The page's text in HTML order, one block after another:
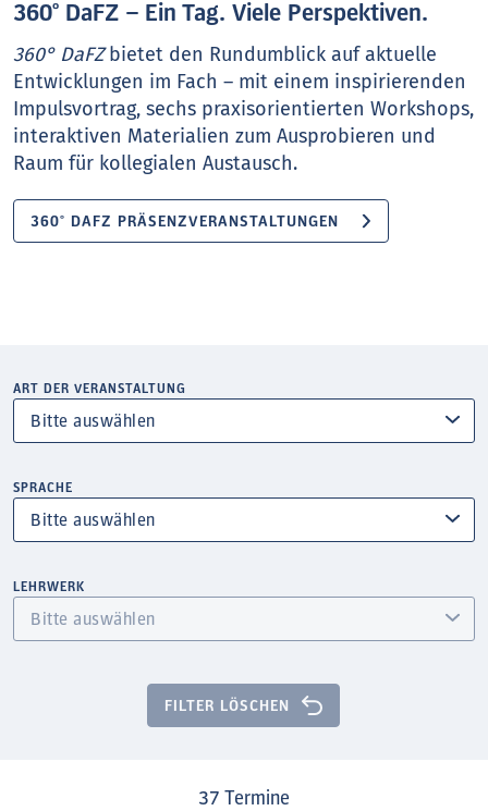
360° DaFZ – Ein Tag. Viele Perspektiven.
360° DaFZbietet den Rundumblick auf aktuelle
Entwicklungen im Fach – mit einem inspirierenden
Impulsvortrag, sechs praxisorientierten Workshops,
interaktiven Materialien zum Ausprobieren und
Raum für kollegialen Austausch.
360° DAFZ PRÄSENZVERANSTALTUNGEN
ART DER VERANSTALTUNG
SPRACHE
LEHRWERK
FILTER LÖSCHEN
37 Termine